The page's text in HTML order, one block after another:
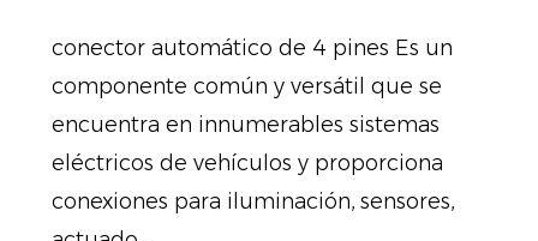
conector automático de 4 pines Es un
componente común y versátil que se
encuentra en innumerables sistemas
eléctricos de vehículos y proporciona
conexiones para iluminación, sensores,